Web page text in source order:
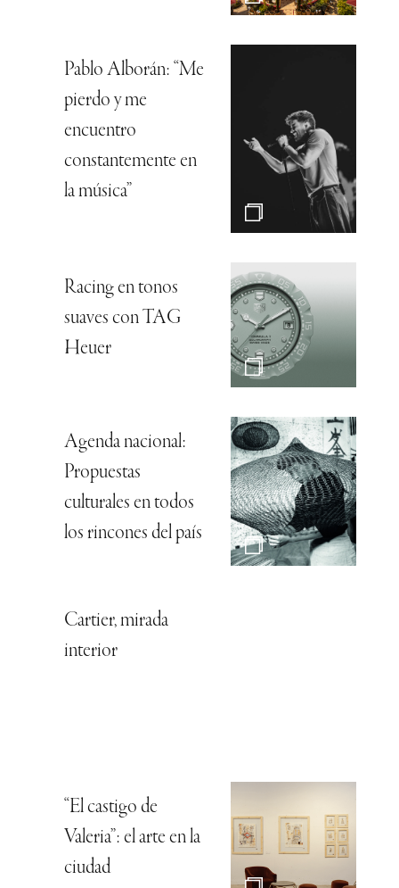
Pablo Alborán: “Me
pierdo y me
encuentro
constantemente en
la música”
Racing en tonos
suaves con TAG
Heuer
Agenda nacional:
Propuestas
culturales en todos
los rincones del país
Cartier, mirada
interior
“El castigo de
Valeria”: el arte en la
ciudad